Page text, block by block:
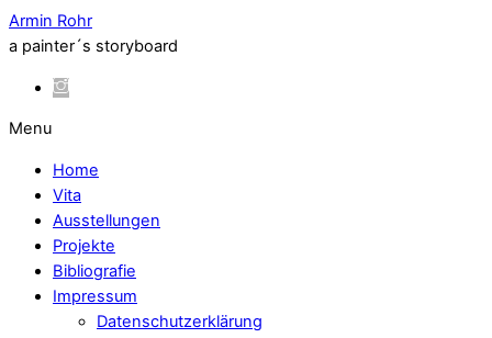
Armin Rohr
a painter´s storyboard
Menu
Home
Vita
Ausstellungen
Projekte
Bibliografie
Impressum
Datenschutzerklärung